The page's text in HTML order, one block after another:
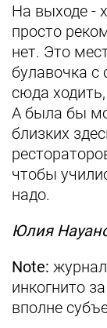
На выходе -
просто
нет. Это
булавочка
сюда
А была бы
близких
чтобы
надо.
Юлия
Note:
инкогнито
вполне